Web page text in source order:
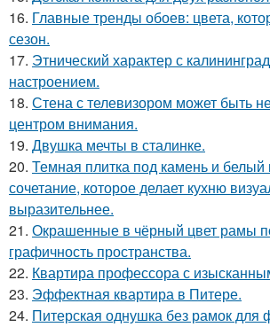
16. Главные тренды обоев: цвета,
сезон.
17. Этнический характер с
настроением.
18. Стена с телевизором может быть
центром внимания.
19. Двушка мечты в сталинке.
20. Темная плитка под камень и белый
сочетание, которое делает кухню
выразительнее.
21. Окрашенные в чёрный цвет рамы
графичность пространства.
22. Квартира профессора с
23. Эффектная квартира в Питере.
24. Питерская однушка без рамок для